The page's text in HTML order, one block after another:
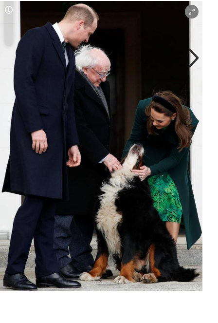
Copyright-Hinweis öffnen/schließen